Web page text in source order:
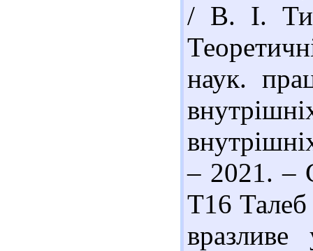
/ В. І.
наук.
– 2021. –
Т16